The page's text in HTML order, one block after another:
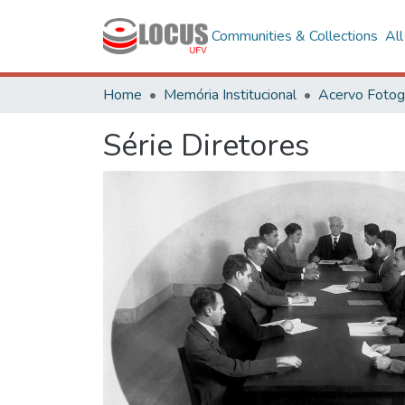
Communities & Collections All
Home Memória Institucional
Série Diretores